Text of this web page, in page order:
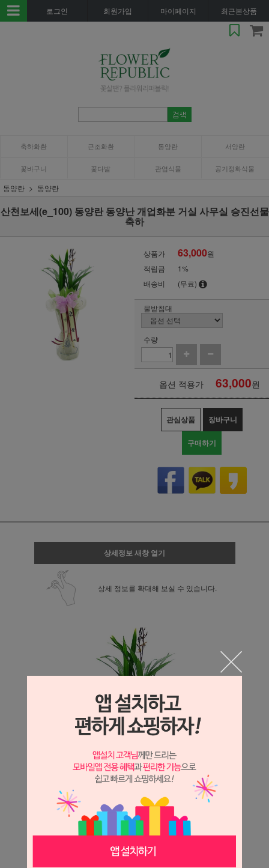
로그인 회원가입 마이페이지 최근본상품
축하화환 근조화환 동양란 서양란
꽃바구니 꽃다발 관엽식물 공기정화식물
동양란 동양란
산천보세(e_100) 동양란 동양난 개업화분 거실 사무실 승진선물
축하
상품가 63,000원
적립금
1%
배송비
(무료)
물받침대
수량
옵션 적용가 63,000원
관심상품 장바구니
구매하기
상세정보 새창 열기
상세 정보를 확대해 보실 수 있습니다.